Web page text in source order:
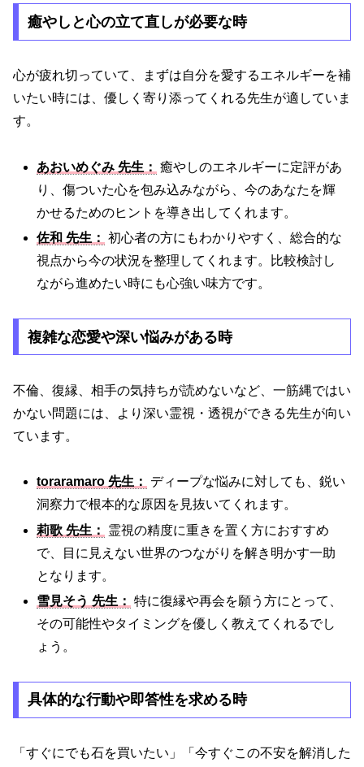
癒やしと心の立て直しが必要な時
心が疲れ切っていて、まずは自分を愛するエネルギーを補
いたい時には、優しく寄り添ってくれる先生が適していま
す。
あおいめぐみ 先生： 癒やしのエネルギーに定評があ
り、傷ついた心を包み込みながら、今のあなたを輝
かせるためのヒントを導き出してくれます。
佐和 先生： 初心者の方にもわかりやすく、総合的な
視点から今の状況を整理してくれます。比較検討し
ながら進めたい時にも心強い味方です。
複雑な恋愛や深い悩みがある時
不倫、復縁、相手の気持ちが読めないなど、一筋縄ではい
かない問題には、より深い霊視・透視ができる先生が向い
ています。
toraramaro 先生：
ディープな悩みに対しても、鋭い
洞察力で根本的な原因を見抜いてくれます。
莉歌 先生：
霊視の精度に重きを置く方におすすめ
で、目に見えない世界のつながりを解き明かす一助
となります。
雪見そう 先生： 特に復縁や再会を願う方にとって、
その可能性やタイミングを優しく教えてくれるでし
ょう。
具体的な行動や即答性を求める時
「すぐにでも石を買いたい」「今すぐこの不安を解消した